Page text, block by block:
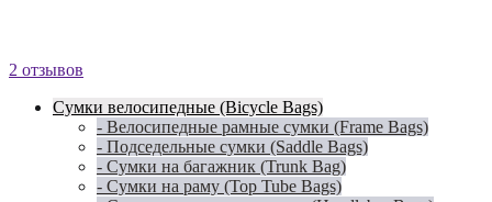
2 отзывов
Сумки велосипедные (Bicycle Bags)
- Велосипедные рамные сумки (Frame Bags)
- Подседельные сумки (Saddle Bags)
- Сумки на багажник (Trunk Bag)
- Сумки на раму (Top Tube Bags)